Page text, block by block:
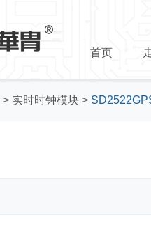
首页
> 实时时钟模块 >